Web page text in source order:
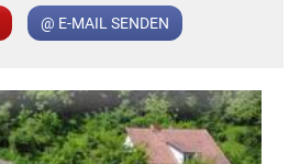
@ E-MAIL SENDEN